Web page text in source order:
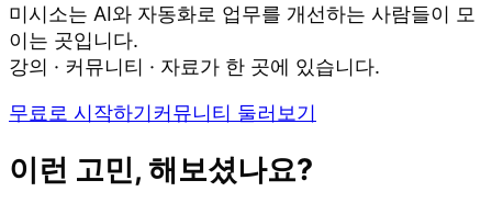
미시소는 AI와 자동화로 업무를 개선하는 사람들이 모
이는 곳입니다.
강의 · 커뮤니티 · 자료가 한 곳에 있습니다.
무료로 시작하기커뮤니티 둘러보기
이런 고민, 해보셨나요?